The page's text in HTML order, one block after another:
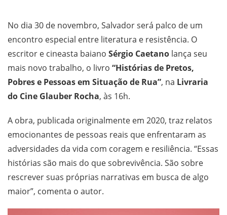
No dia 30 de novembro, Salvador será palco de um
encontro especial entre literatura e resistência. O
escritor e cineasta baiano Sérgio Caetano lança seu
mais novo trabalho, o livro “Histórias de Pretos,
Pobres e Pessoas em Situação de Rua”, na Livraria
do Cine Glauber Rocha, às 16h.
A obra, publicada originalmente em 2020, traz relatos
emocionantes de pessoas reais que enfrentaram as
adversidades da vida com coragem e resiliência. “Essas
histórias são mais do que sobrevivência. São sobre
rescrever suas próprias narrativas em busca de algo
maior”, comenta o autor.